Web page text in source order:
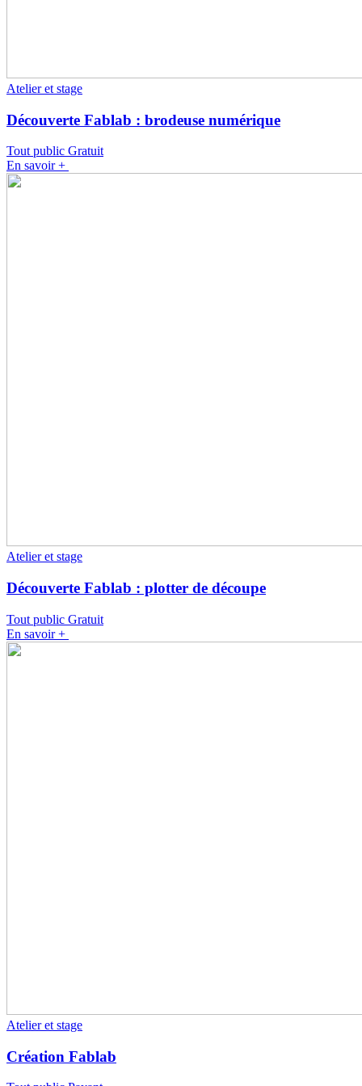
Atelier et stage
Découverte Fablab : brodeuse numérique
Tout public Gratuit
En savoir +
Atelier et stage
Découverte Fablab : plotter de découpe
Tout public Gratuit
En savoir +
Atelier et stage
Création Fablab